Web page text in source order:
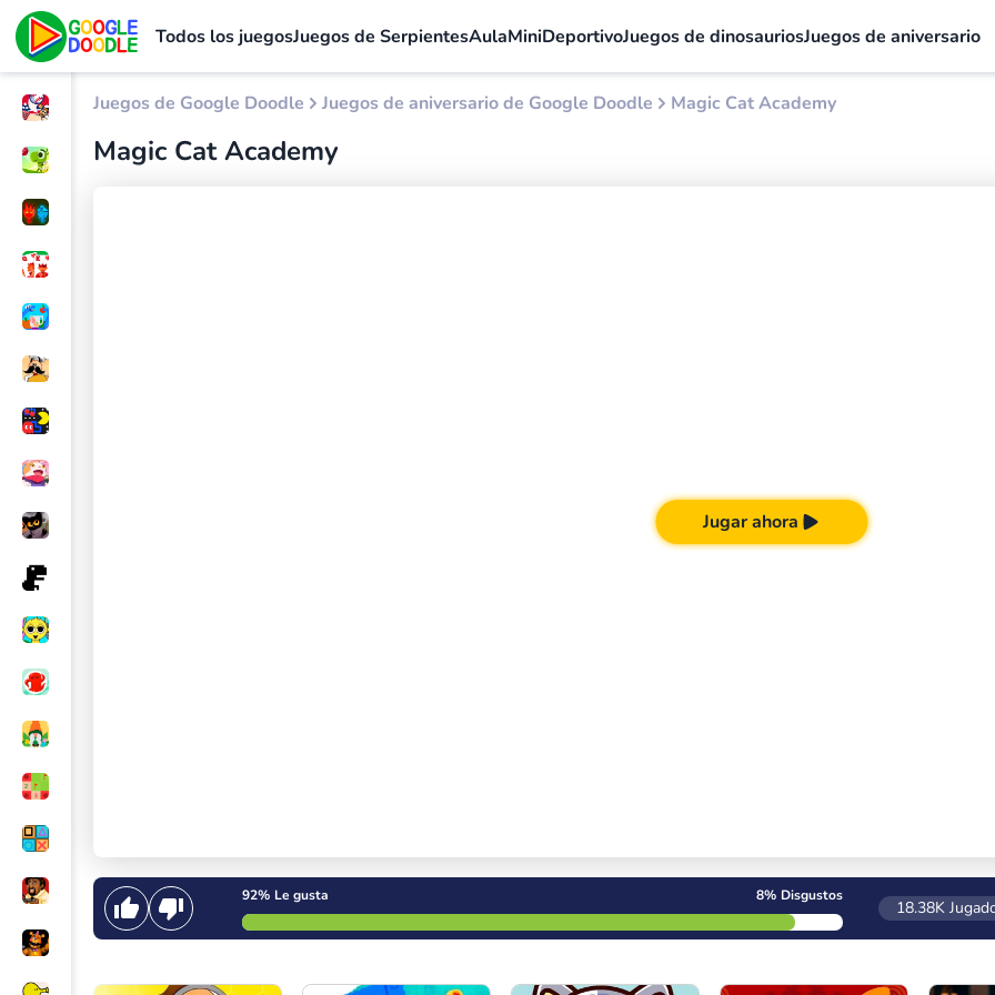
Todos los juegosJuegos de SerpientesAulaMiniDeportivoJuegos de dinosauriosJuegos de aniversario
Juegos de Google Doodle Juegos de aniversario de Google Doodle Magic Cat Academy
Magic Cat Academy
Jugar ahora
92% Le gusta 8% Disgustos
18.38K